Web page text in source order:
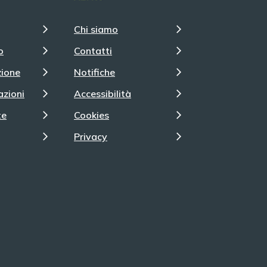
Chi siamo
Contatti
Notifiche
Accessibilità
Cookies
Privacy